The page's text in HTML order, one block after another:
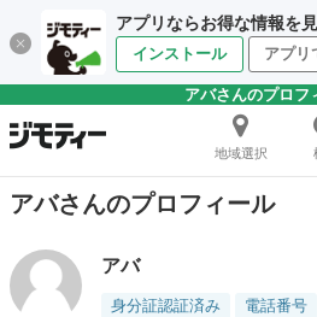
アプリならお得な情報を
インストール アプリ
アバさんのプロフ
地域選択
アバさんのプロフィール
アバ
身分証認証済み 電話番号